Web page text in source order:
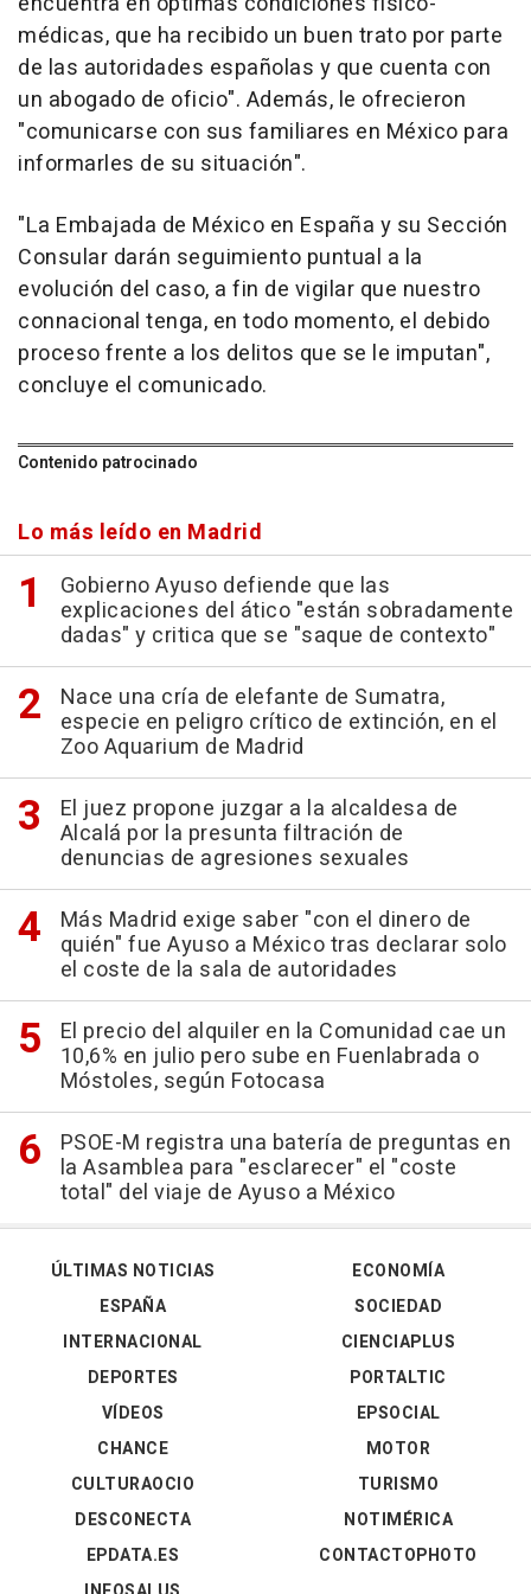
médicas, que ha recibido un buen trato por parte
de las autoridades españolas y que cuenta con
un abogado de oficio". Además, le ofrecieron
"comunicarse con sus familiares en México para
informarles de su situación".
"La Embajada de México en España y su Sección
Consular darán seguimiento puntual a la
evolución del caso, a fin de vigilar que nuestro
connacional tenga, en todo momento, el debido
proceso frente a los delitos que se le imputan",
concluye el comunicado.
Contenido patrocinado
Lo más leído en Madrid
Gobierno Ayuso defiende que las
explicaciones del ático "están sobradamente
dadas" y critica que se "saque de contexto"
Nace una cría de elefante de Sumatra,
especie en peligro crítico de extinción, en el
Zoo Aquarium de Madrid
El juez propone juzgar a la alcaldesa de
Alcalá por la presunta filtración de
denuncias de agresiones sexuales
Más Madrid exige saber "con el dinero de
quién" fue Ayuso a México tras declarar solo
el coste de la sala de autoridades
El precio del alquiler en la Comunidad cae un
10,6% en julio pero sube en Fuenlabrada o
Móstoles, según Fotocasa
PSOE-M registra una batería de preguntas en
la Asamblea para "esclarecer" el "coste
total" del viaje de Ayuso a México
ÚLTIMAS NOTICIAS
ESPAÑA
INTERNACIONAL
DEPORTES
VÍDEOS
ECONOMÍA
SOCIEDAD
CIENCIAPLUS
PORTALTIC
EPSOCIAL
CHANCE
CULTURAOCIO
DESCONECTA
EPDATA.ES
MOTOR
TURISMO
NOTIMÉRICA
CONTACTOPHOTO